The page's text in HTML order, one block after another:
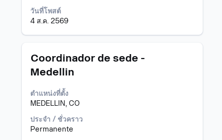
วันที่โพสต์
4 ส.ค. 2569
เต็ม
ของ
ตำแหน่ง
Coordinador de sede -
Medellin
ตำแหน่งที่ตั้ง
MEDELLIN, CO
ประจำ / ชั่วคราว
Permanente
เลือก
ใช้
Bar
เพื่อ
ดู
เนื้อหา